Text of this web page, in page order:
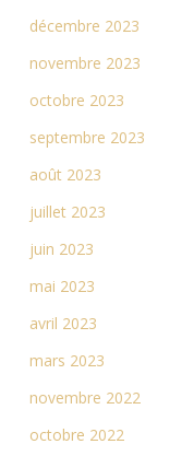
décembre 2023
novembre 2023
octobre 2023
septembre 2023
août 2023
juillet 2023
juin 2023
mai 2023
avril 2023
mars 2023
novembre 2022
octobre 2022